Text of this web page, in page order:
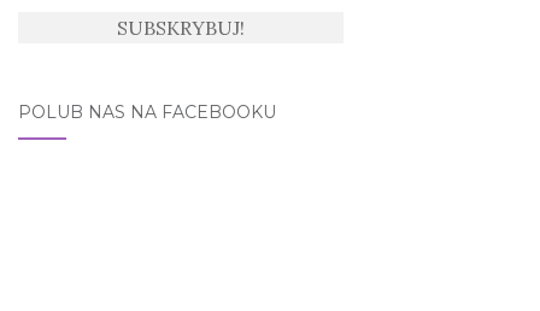
POLUB NAS NA FACEBOOKU